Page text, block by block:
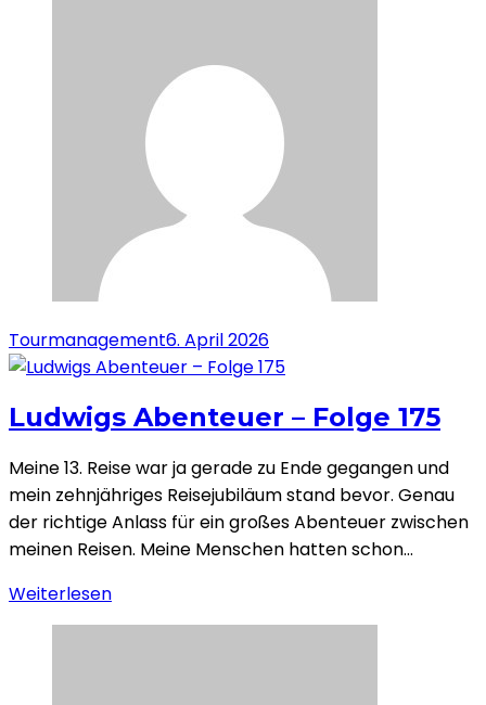
Tourmanagement6. April 2026
Ludwigs Abenteuer – Folge 175
Meine 13. Reise war ja gerade zu Ende gegangen und
mein zehnjähriges Reisejubiläum stand bevor. Genau
der richtige Anlass für ein großes Abenteuer zwischen
meinen Reisen. Meine Menschen hatten schon…
Weiterlesen